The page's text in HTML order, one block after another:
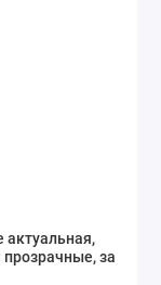
актуальная,
за